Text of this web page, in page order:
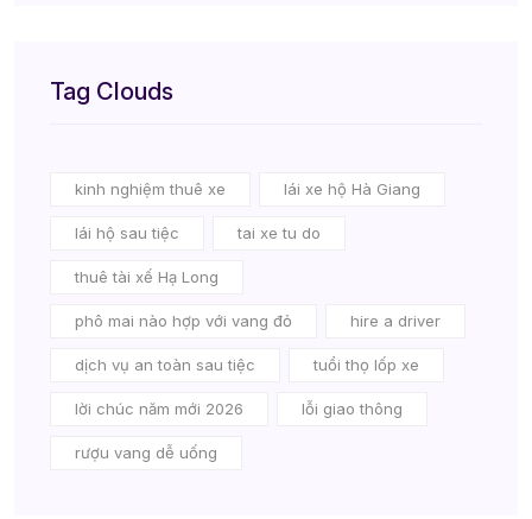
Tag Clouds
kinh nghiệm thuê xe lái xe hộ Hà Giang
lái hộ sau tiệc tai xe tu do
thuê tài xế Hạ Long
phô mai nào hợp với vang đỏ hire a driver
dịch vụ an toàn sau tiệc tuổi thọ lốp xe
lời chúc năm mới 2026 lỗi giao thông
rượu vang dễ uống